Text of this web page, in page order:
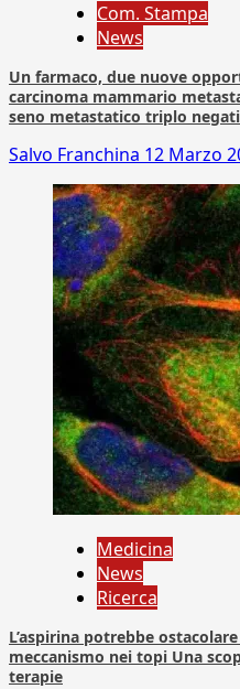
Com. Stampa
News
Un farmaco, due nuove
carcinoma mammario
seno metastatico triplo
Salvo Franchina 12 Marzo
Medicina
News
Ricerca
L’aspirina potrebbe
meccanismo nei topi Una
terapie